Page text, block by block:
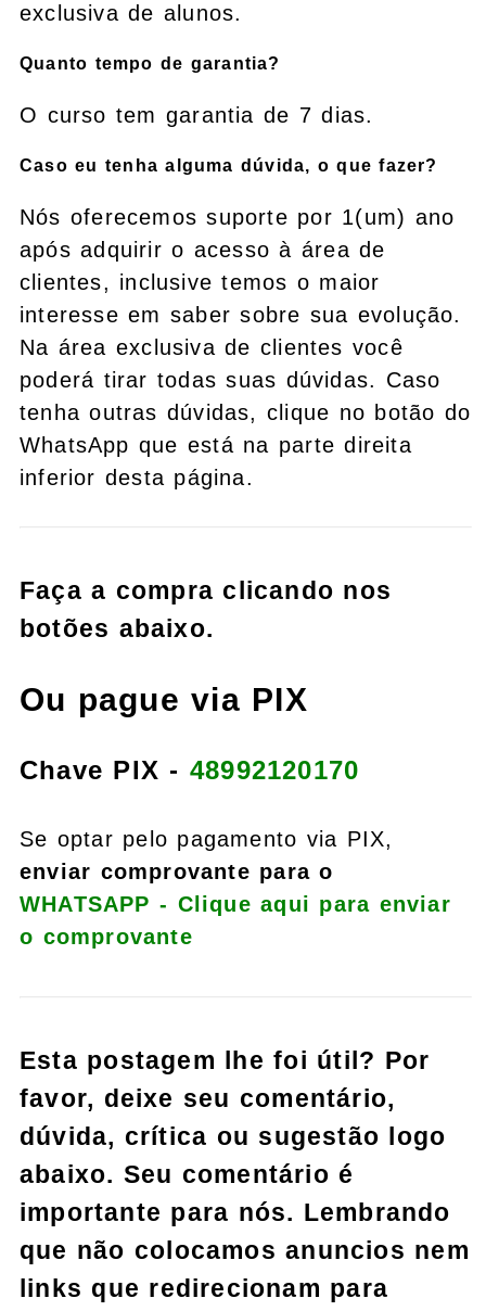
exclusiva de alunos.
Quanto tempo de garantia?
O curso tem garantia de 7 dias.
Caso eu tenha alguma dúvida, o que fazer?
Nós oferecemos suporte por 1(um) ano
após adquirir o acesso à área de
clientes, inclusive temos o maior
interesse em saber sobre sua evolução.
Na área exclusiva de clientes você
poderá tirar todas suas dúvidas. Caso
tenha outras dúvidas, clique no botão do
WhatsApp que está na parte direita
inferior desta página.
Faça a compra clicando nos
botões abaixo.
Ou pague via PIX
Chave PIX - 48992120170
Se optar pelo pagamento via PIX,
enviar comprovante para o
WHATSAPP - Clique aqui para enviar
o comprovante
Esta postagem lhe foi útil? Por
favor, deixe seu comentário,
dúvida, crítica ou sugestão logo
abaixo. Seu comentário é
importante para nós. Lembrando
que não colocamos anuncios nem
links que redirecionam para